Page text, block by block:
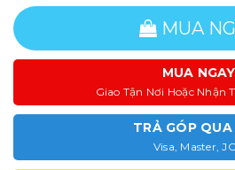
MUA
MUA NGAY
Giao Tận Nơi Hoặc Nhận
TRẢ GÓP
Visa, Master,